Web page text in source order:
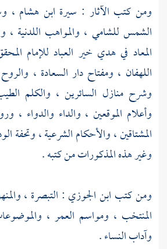
ومن كتب الآثار : سيرة ابن هشام ،
الشمس للشامي ، والمواهب اللدنية ،
المعاد في هدي خير العباد للإمام
اللهفان ، ومفتاح دار السعادة ،
وشرح منازل السائرين ، والكلم
وأعلام الموقعين ، والداء والدواء ،
المشتاقين ، والأحكام الشرعية ، وتحفة
وغير هذه المذكورات من كتبه .
ومن كتب ابن الجوزي : التبصرة ،
المنتخب ، ومواسم العمر ،
وآداب النساء .